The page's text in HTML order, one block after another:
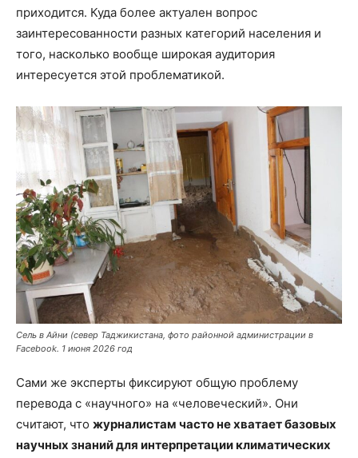
приходится. Куда более актуален вопрос
заинтересованности разных категорий населения и
того, насколько вообще широкая аудитория
интересуется этой проблематикой.
Сель в Айни (север Таджикистана, фото районной администрации в
Facebook. 1 июня 2026 год
Сами же эксперты фиксируют общую проблему
перевода с «научного» на «человеческий». Они
считают, что журналистам часто не хватает базовых
научных знаний для интерпретации климатических